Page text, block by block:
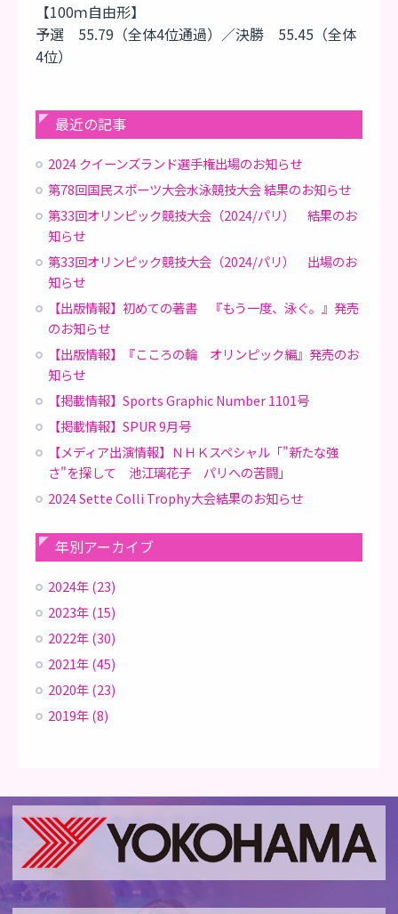
【100ｍ自由形】
予選 55.79（全体4位通過）／決勝 55.45（全体
4位）
最近の記事
2024 クイーンズランド選手権出場のお知らせ
第78回国民スポーツ大会水泳競技大会 結果のお知らせ
第33回オリンピック競技大会（2024/パリ） 結果のお
知らせ
第33回オリンピック競技大会（2024/パリ） 出場のお
知らせ
【出版情報】初めての著書 『もう一度、泳ぐ。』発売
のお知らせ
【出版情報】『こころの輪 オリンピック編』発売のお
知らせ
【掲載情報】Sports Graphic Number 1101号
【掲載情報】SPUR 9月号
【メディア出演情報】ＮＨＫスペシャル「"新たな強
さ"を探して 池江璃花子 パリへの苦闘」
2024 Sette Colli Trophy大会結果のお知らせ
年別アーカイブ
2024年 (23)
2023年 (15)
2022年 (30)
2021年 (45)
2020年 (23)
2019年 (8)